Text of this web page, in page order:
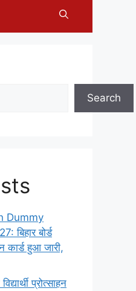
Search
Dummy
बोर्ड
कार्ड हुआ जारी,
प्रोत्साहन